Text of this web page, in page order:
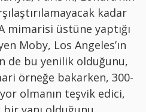
kadar
mimarisi üstüne yaptığı
Moby, Los Angeles’ın
de bu yenilik olduğunu,
örneğe bakarken, 300-
olmanın teşvik edici,